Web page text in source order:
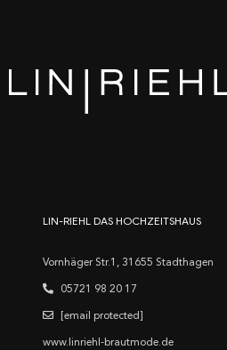
LIN-RIEHL DAS HOCHZEITSHAUS
Vornhäger Str.1, 31655 Stadthagen
05721 98 20 17
[email protected]
www.linriehl-brautmode.de